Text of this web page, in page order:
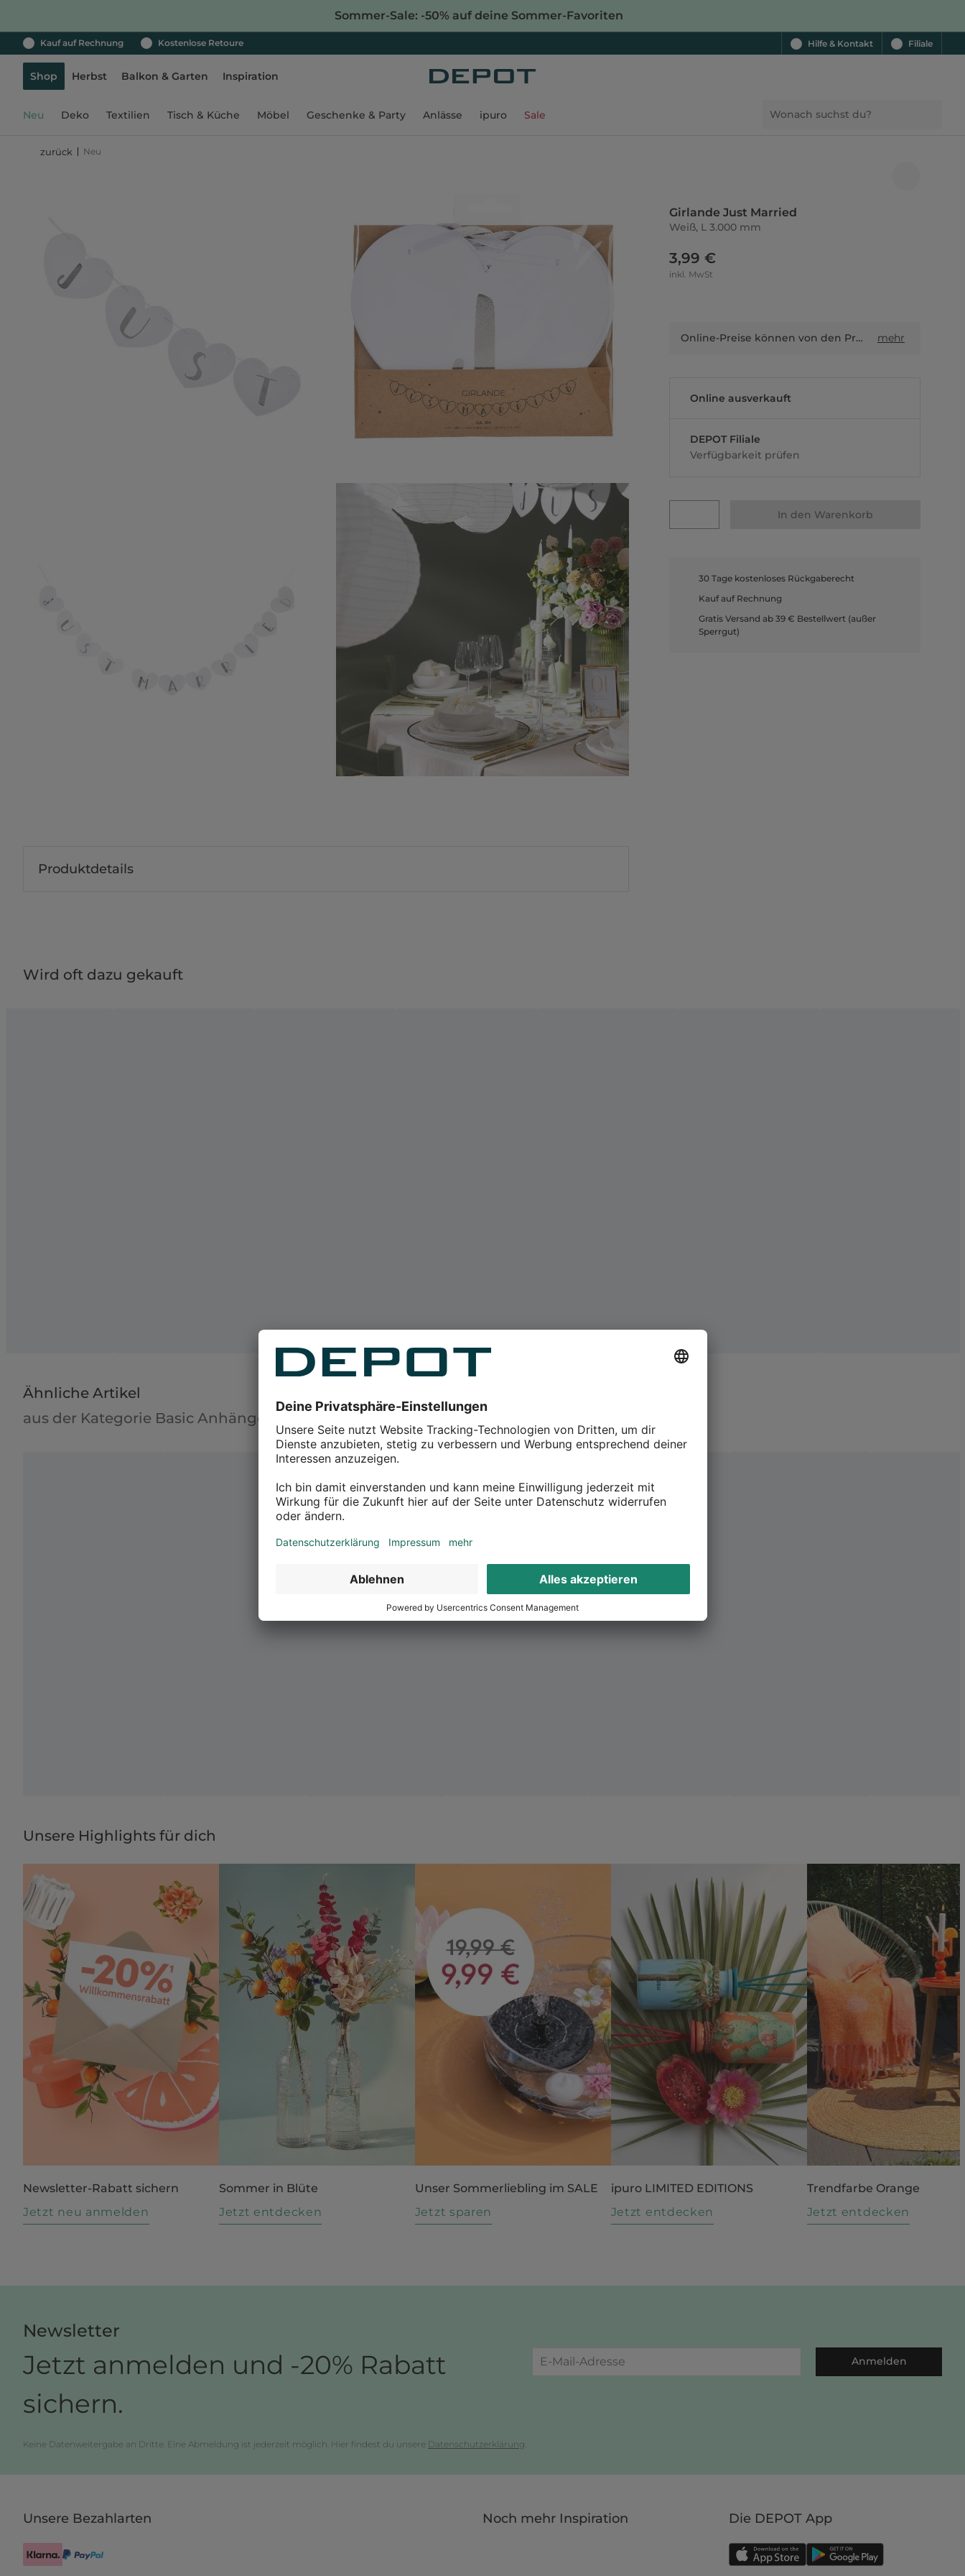
Sommer-Sale: -50% auf deine Sommer-Favoriten
Kauf auf Rechnung Kostenlose Retoure Hilfe & Kontakt Filiale
Shop Herbst Balkon & Garten Inspiration
Neu Deko Textilien Tisch & Küche Möbel Geschenke & Party Anlässe ipuro Sale
zurück Neu
Girlande Just Married
Weiß, L 3.000 mm
3,99 €
inkl. MwSt
Online-Preise können von den Preisen in Filialen sowie Shop-in-Shop-Flächen abweichen. mehr
Online ausverkauft
DEPOT Filiale
Verfügbarkeit prüfen
In den Warenkorb
30 Tage kostenloses Rückgaberecht
Kauf auf Rechnung
Gratis Versand ab 39 € Bestellwert (außer
Sperrgut)
Produktdetails
Wird oft dazu gekauft
Ähnliche Artikel
aus der Kategorie Basic Anhänger & Girlanden
Unsere Highlights für dich
Newsletter-Rabatt sichern
Jetzt neu anmelden
Sommer in Blüte
Jetzt entdecken
Unser Sommerliebling im SALE
Jetzt sparen
ipuro LIMITED EDITIONS
Jetzt entdecken
Trendfarbe Orange
Jetzt entdecken
Newsletter
Jetzt anmelden und -20% Rabatt
sichern.
Anmelden
Keine Datenweitergabe an Dritte. Eine Abmeldung ist jederzeit möglich. Hier findest du unsere Datenschutzerklärung.
Unsere Bezahlarten Noch mehr Inspiration Die DEPOT App